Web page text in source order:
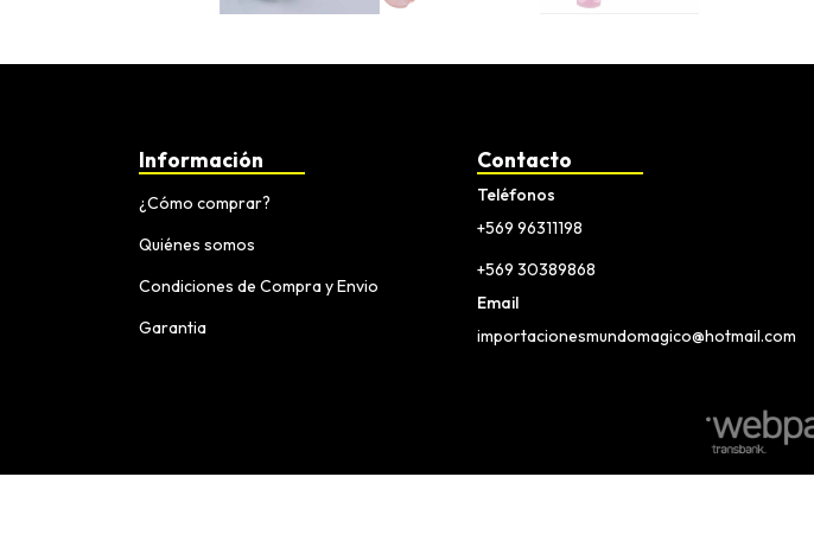
Información
¿Cómo comprar?
Quiénes somos
Condiciones de Compra y Envio
Garantia
Contacto
Teléfonos
+569 96311198
+569 30389868
Email
importacionesmundomagico@hotmail.com